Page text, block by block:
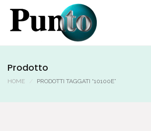
Prodotto
HOME PRODOTTI TAGGATI “10100E”